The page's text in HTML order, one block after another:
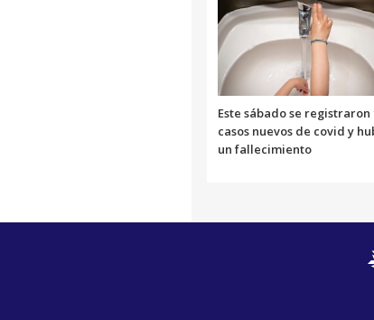
Este sábado se registraron
casos nuevos de covid y
un fallecimiento